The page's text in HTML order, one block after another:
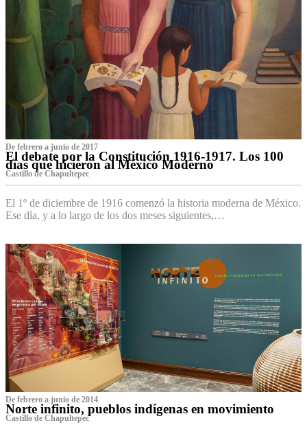
De febrero a junio de 2017
El debate por la Constitución 1916-1917. Los 100
días que hicieron al México Moderno
Castillo de Chapultepec
El 1º de diciembre de 1916 comenzó la historia moderna de México.
Ese día, y a lo largo de los dos meses siguientes,…
De febrero a junio de 2014
Norte infinito, pueblos indígenas en movimiento
Castillo de Chapultepec